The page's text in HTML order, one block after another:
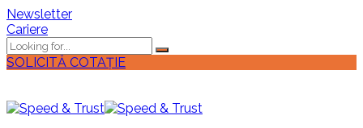
Newsletter
Cariere
SOLICITĂ COTAȚIE